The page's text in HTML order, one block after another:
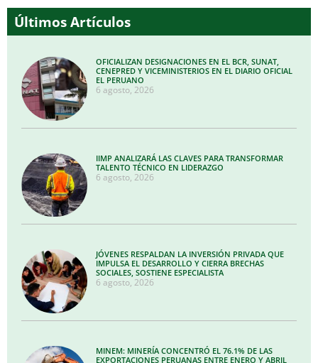
Últimos Artículos
OFICIALIZAN DESIGNACIONES EN EL BCR, SUNAT,
CENEPRED Y VICEMINISTERIOS EN EL DIARIO OFICIAL
EL PERUANO
6 agosto, 2026
IIMP ANALIZARÁ LAS CLAVES PARA TRANSFORMAR
TALENTO TÉCNICO EN LIDERAZGO
6 agosto, 2026
JÓVENES RESPALDAN LA INVERSIÓN PRIVADA QUE
IMPULSA EL DESARROLLO Y CIERRA BRECHAS
SOCIALES, SOSTIENE ESPECIALISTA
6 agosto, 2026
MINEM: MINERÍA CONCENTRÓ EL 76.1% DE LAS
EXPORTACIONES PERUANAS ENTRE ENERO Y ABRIL